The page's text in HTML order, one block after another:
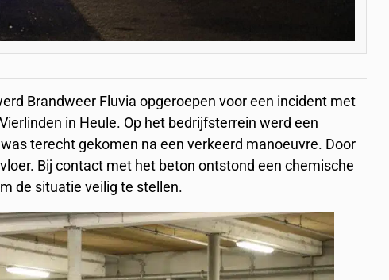
Brandweer Fluvia opgeroepen voor een incident met
in Heule. Op het bedrijfsterrein werd een
terecht gekomen na een verkeerd manoeuvre. Door
Bij contact met het beton ontstond een chemische
de situatie veilig te stellen.